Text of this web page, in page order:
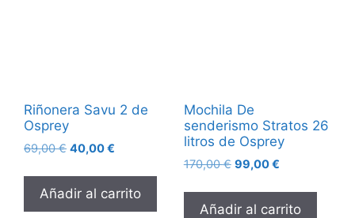
Riñonera Savu 2 de
Osprey
69,00€ 40,00€
Añadir al carrito
Mochila De
senderismo Stratos 26
litros de Osprey
170,00€ 99,00€
Añadir al carrito